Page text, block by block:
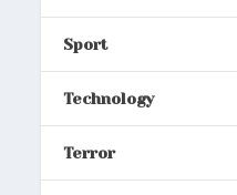
Sport
Technology
Terror